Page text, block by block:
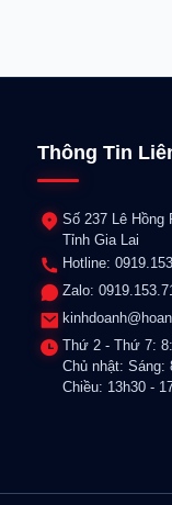
Thông Tin
Số 237 Lê Hồng
Tỉnh Gia Lai
Hotline:
Zalo:
Thứ 2 - Thứ 7:
Chủ nhật: Sáng:
Chiều: 13h30 -